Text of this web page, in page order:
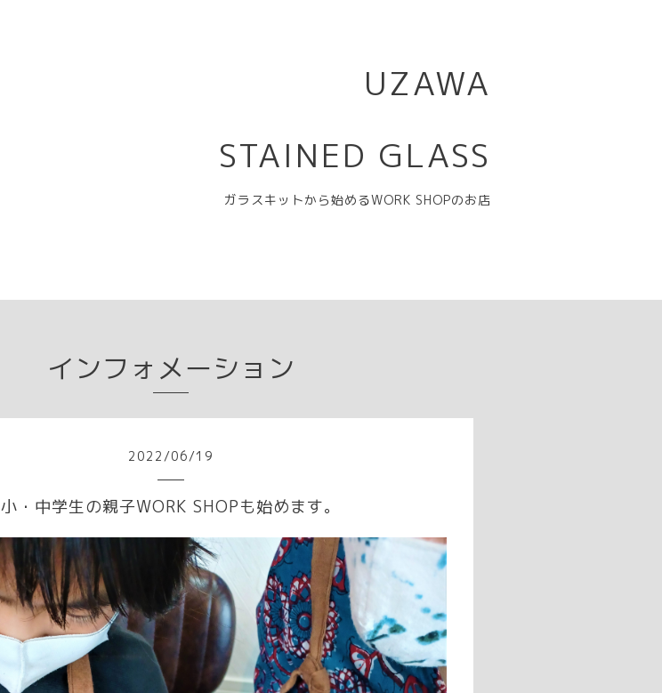
UZAWA
STAINED GLASS
ガラスキットから始めるWORK SHOPのお店
インフォメーション
2022 /06/19
小・中学生の親子WORK SHOPも始めます。